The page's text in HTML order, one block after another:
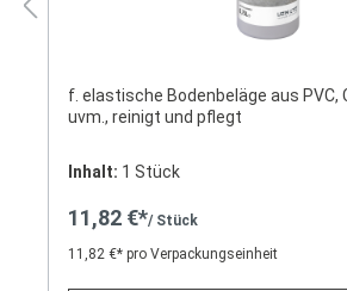
f. elastische Bodenbeläge aus PVC,
uvm., reinigt und pflegt
Inhalt: 1 Stück
11,82 €*/ Stück
11,82 €* pro Verpackungseinheit